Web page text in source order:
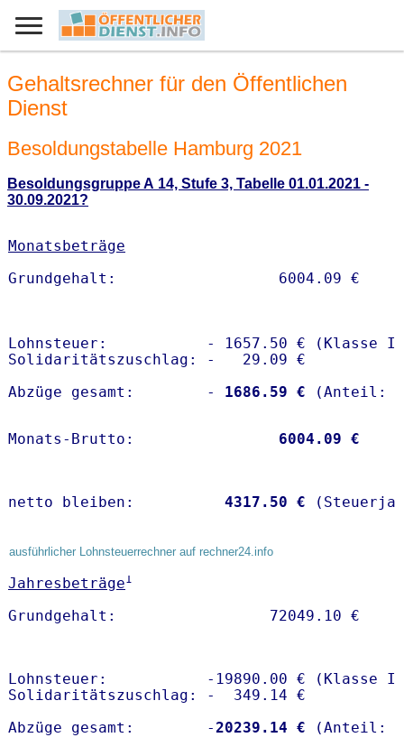
Gehaltsrechner für den Öffentlichen
Dienst
Besoldungstabelle Hamburg 2021
Besoldungsgruppe A 14, Stufe 3, Tabelle 01.01.2021 -
30.09.2021?
Monatsbeträge
Lohnsteuer:           - 1657.50 € (Klasse I)
Solidaritätszuschlag: -   29.09 €
Abzüge gesamt:        -
1686.59 €
Monats-Brutto: 6004.09 €
netto bleiben: 4317.50 €
ausführlicher Lohnsteuerrechner auf rechner24.info
Jahresbeträge1
Lohnsteuer:           -19890.00 € (Klasse I)
Solidaritätszuschlag: -  349.14 €
Abzüge gesamt:        -20239.14 €